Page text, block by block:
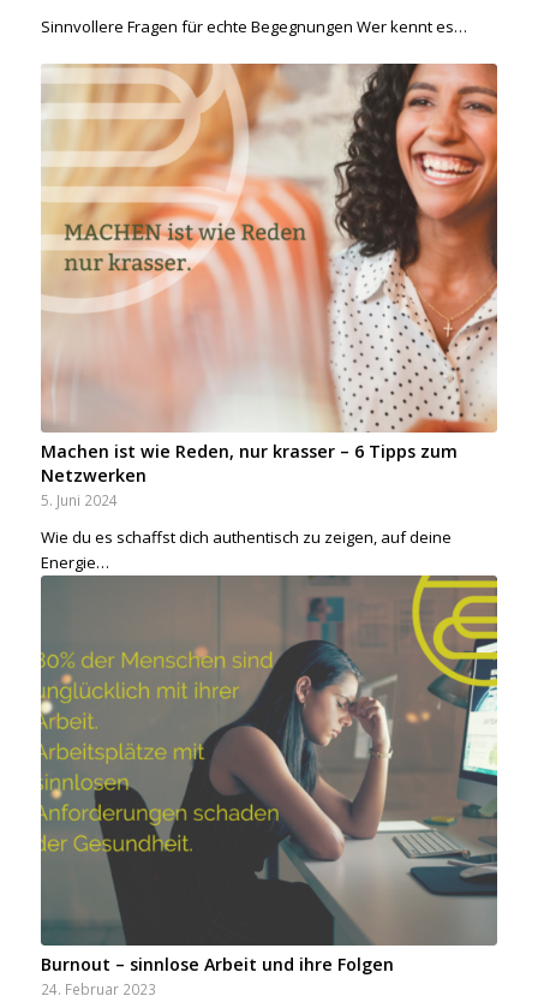
Sinnvollere Fragen für echte Begegnungen Wer kennt es…
Machen ist wie Reden, nur krasser – 6 Tipps zum
Netzwerken
5. Juni 2024
Wie du es schaffst dich authentisch zu zeigen, auf deine
Energie…
Burnout – sinnlose Arbeit und ihre Folgen
24. Februar 2023